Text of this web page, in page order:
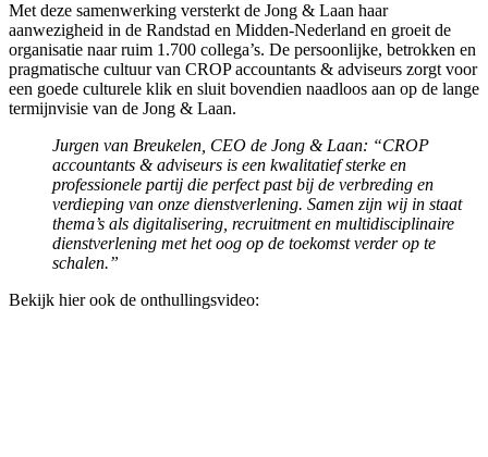
Met deze samenwerking versterkt de Jong & Laan haar
aanwezigheid in de Randstad en Midden-Nederland en groeit de
organisatie naar ruim 1.700 collega’s. De persoonlijke, betrokken en
pragmatische cultuur van CROP accountants & adviseurs zorgt voor
een goede culturele klik en sluit bovendien naadloos aan op de lange
termijnvisie van de Jong & Laan.
Jurgen van Breukelen, CEO de Jong & Laan: “CROP
accountants & adviseurs is een kwalitatief sterke en
professionele partij die perfect past bij de verbreding en
verdieping van onze dienstverlening. Samen zijn wij in staat
thema’s als digitalisering, recruitment en multidisciplinaire
dienstverlening met het oog op de toekomst verder op te
schalen.”
Bekijk hier ook de onthullingsvideo: